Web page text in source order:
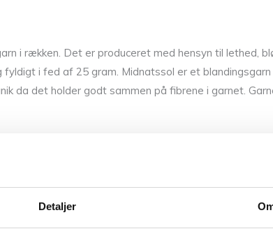
Detaljer
i rækken. Det er produceret med hensyn til lethed,
i fed af 25 gram. Midnatssol er et
da det holder godt sammen på fibrene i garnet.
som følgetråd som for eksempel
hvis du vil have et mere chunky look til dine
Midnatssol kommer i 15 skønne farver der passer